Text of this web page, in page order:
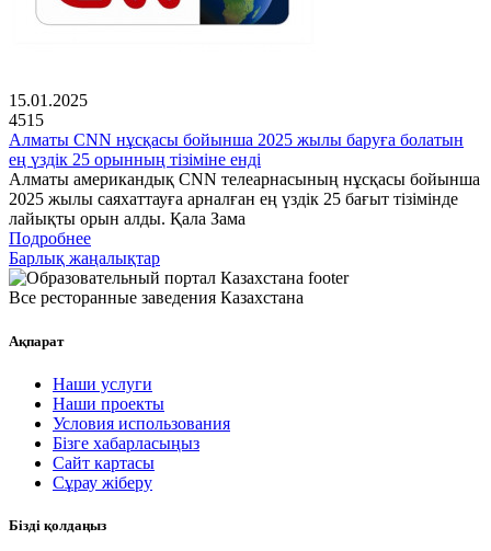
15.01.2025
4515
Алматы CNN нұсқасы бойынша 2025 жылы баруға болатын
ең үздік 25 орынның тізіміне енді
Алматы американдық CNN телеарнасының нұсқасы бойынша
2025 жылы саяхаттауға арналған ең үздік 25 бағыт тізімінде
лайықты орын алды. Қала Зама
Подробнее
Барлық жаңалықтар
Все ресторанные заведения Казахстана
Ақпарат
Наши услуги
Наши проекты
Условия использования
Бізге хабарласыңыз
Сайт картасы
Сұрау жіберу
Бізді қолдаңыз